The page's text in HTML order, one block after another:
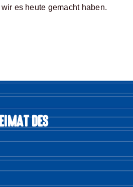
es heute gemacht haben.
DES